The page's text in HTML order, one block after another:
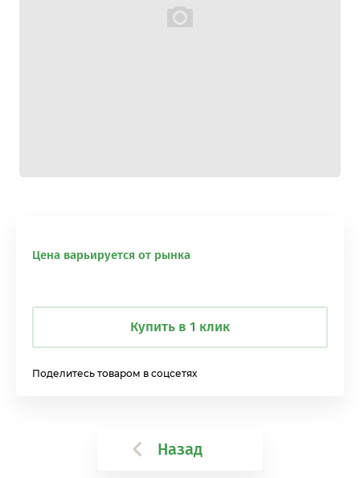
Цена варьируется от рынка
Купить в 1 клик
Поделитесь товаром в соцсетях
Назад